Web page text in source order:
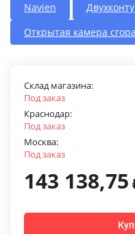
Navien
Открытая камера
Склад магазина:
Под заказ
Краснодар:
Под заказ
Москва:
Под заказ
143 138,75